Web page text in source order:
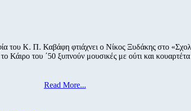
του Κ. Π. Καβάφη φτιάχνει ο Νίκος Ξυδάκης στο
Κάιρο του ΄50 ξυπνούν μουσικές με ούτι και κουαρτέτα
Read More...